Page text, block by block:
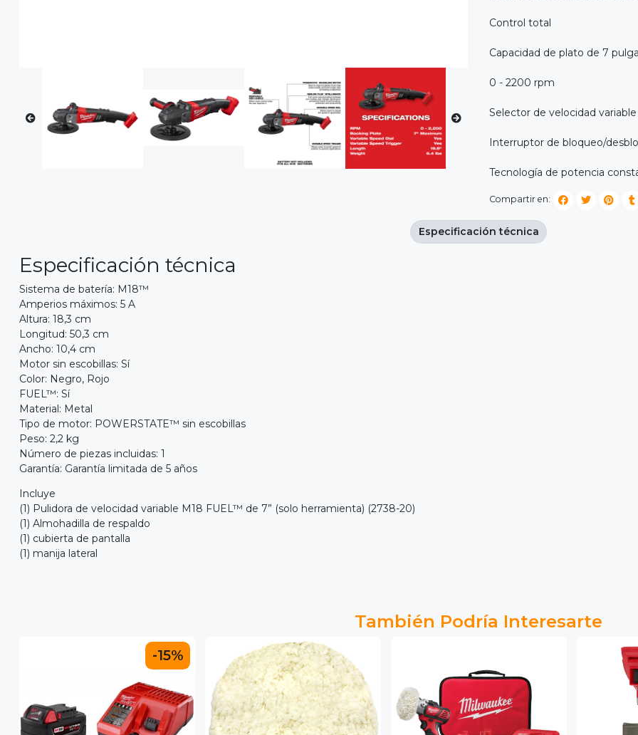
Control total
Capacidad de plato de 7
0 - 2200 rpm
Selector de velocidad
Interruptor de bloqueo/
Tecnología de potencia
Compartir en:
Especificación técnica
Sistema de batería: M18™
Amperios máximos: 5 A
Altura: 18,3 cm
Longitud: 50,3 cm
Ancho: 10,4 cm
Motor sin escobillas: Sí
Color: Negro, Rojo
FUEL™: Sí
Material: Metal
Tipo de motor: POWERSTATE™ sin escobillas
Peso: 2,2 kg
Número de piezas incluidas: 1
Garantía: Garantía limitada de 5 años
Incluye
(1) Pulidora de velocidad variable M18 FUEL™ de 7” (solo herramienta) (2738-20)
(1) Almohadilla de respaldo
(1) cubierta de pantalla
(1) manija lateral
Especificación técnica
También Podría Interesarte
-15%